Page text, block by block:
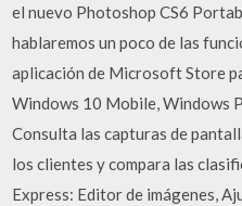
el nuevo Photoshop CS6
hablaremos un poco de las
aplicación de Microsoft Store
Windows 10 Mobile, Windows
Consulta las capturas de
los clientes y compara las
Express: Editor de imágenes,